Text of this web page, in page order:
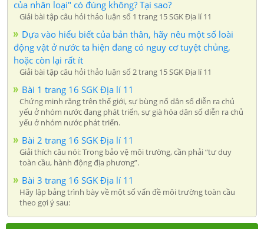
của nhân loại" có đúng không? Tại sao?
Giải bài tập câu hỏi thảo luận số 1 trang 15 SGK Địa lí 11
Dựa vào hiểu biết của bản thân, hãy nêu một số loài
động vật ở nước ta hiện đang có nguy cơ tuyệt chủng,
hoặc còn lại rất ít
Giải bài tập câu hỏi thảo luận số 2 trang 15 SGK Địa lí 11
Bài 1 trang 16 SGK Địa lí 11
Chứng minh rằng trên thế giới, sự bùng nổ dân số diễn ra chủ
yếu ở nhóm nước đang phát triển, sự già hóa dân số diễn ra chủ
yếu ở nhóm nước phát triển.
Bài 2 trang 16 SGK Địa lí 11
Giải thích câu nói: Trong bảo vệ môi trường, cần phải “tư duy
toàn cầu, hành động địa phương”.
Bài 3 trang 16 SGK Địa lí 11
Hãy lập bảng trình bày về một số vấn đề môi trường toàn cầu
theo gợi ý sau: